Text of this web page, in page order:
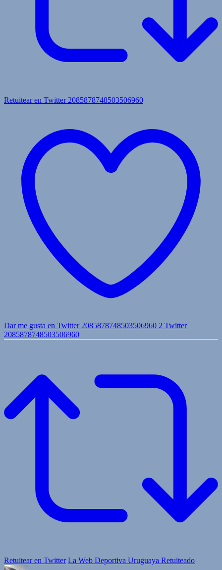
Retuitear en Twitter 2085878748503506960
Dar me gusta en Twitter 2085878748503506960 2 Twitter
2085878748503506960
Retuitear en Twitter La Web Deportiva Uruguaya Retuiteado